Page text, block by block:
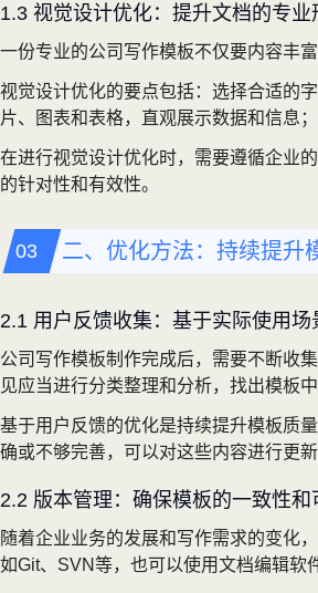
1.3 视觉设计优化：提升文档的专业
一份专业的公司写作模板不仅要内容丰
视觉设计优化的要点包括：选择合适的
片、图表和表格，直观展示数据和信息
在进行视觉设计优化时，需要遵循企业
的针对性和有效性。
二、优化方法：持续提升
2.1 用户反馈收集：基于实际使用场
公司写作模板制作完成后，需要不断收
见应当进行分类整理和分析，找出模板
基于用户反馈的优化是持续提升模板质
确或不够完善，可以对这些内容进行更
2.2 版本管理：确保模板的一致性和
随着企业业务的发展和写作需求的变化
如Git、SVN等，也可以使用文档编辑软